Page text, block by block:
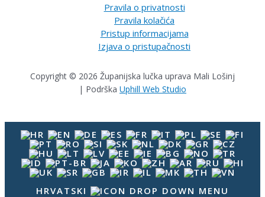
Pravila o privatnosti
Pravila kolačića
Pristup informacijama
Izjava o pristupačnosti
Copyright © 2026 Županijska lučka uprava Mali Lošinj
| Podrška Uphill Web Studio
HRVATSKI